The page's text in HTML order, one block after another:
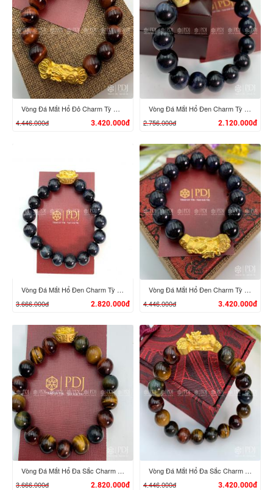
XEM CHI TIẾT XEM CHI TIẾT
XEM CHI TIẾT
Vòng Đá Mắt Hổ Đỏ Charm Tỳ Hưu Cưỡi Gậy Như Ý Vàng 24K
4.446.000đ
3.420.000đ
XEM CHI TIẾT
Vòng Đá Mắt Hổ Đen Charm Tỳ Hưu Vàng 24K
2.756.000đ
2.120.000đ
XEM CHI TIẾT
Vòng Đá Mắt Hổ Đen Charm Tỳ Hưu Cưỡi Đĩnh Vàng 24K
3.666.000đ
2.820.000đ
XEM CHI TIẾT
Vòng Đá Mắt Hổ Đen Charm Tỳ Hưu Cưỡi Gậy Như Ý Vàng 24K
4.446.000đ
3.420.000đ
Vòng Đá Mắt Hổ Đa Sắc Charm Tỳ Hưu Cưỡi Đĩnh Vàng 24K
3.666.000đ
2.820.000đ
Vòng Đá Mắt Hổ Đa Sắc Charm Tỳ Hưu Cưỡi Gậy Như Ý Vàng 24K
4.446.000đ
3.420.000đ